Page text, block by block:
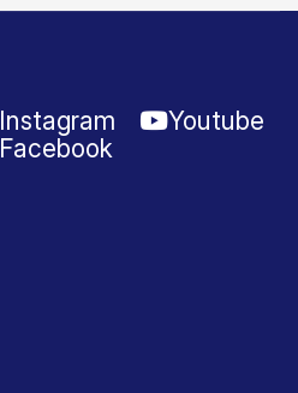
Instagram
Youtube
Facebook